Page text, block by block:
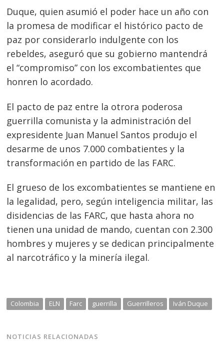
Duque, quien asumió el poder hace un año con
la promesa de modificar el histórico pacto de
paz por considerarlo indulgente con los
rebeldes, aseguró que su gobierno mantendrá
el “compromiso” con los excombatientes que
honren lo acordado.
El pacto de paz entre la otrora poderosa
guerrilla comunista y la administración del
expresidente Juan Manuel Santos produjo el
desarme de unos 7.000 combatientes y la
transformación en partido de las FARC.
El grueso de los excombatientes se mantiene en
la legalidad, pero, según inteligencia militar, las
disidencias de las FARC, que hasta ahora no
tienen una unidad de mando, cuentan con 2.300
hombres y mujeres y se dedican principalmente
al narcotráfico y la minería ilegal.
Colombia ELN Farc guerrilla Guerrilleros Iván Duque
NOTICIAS RELACIONADAS
entradas